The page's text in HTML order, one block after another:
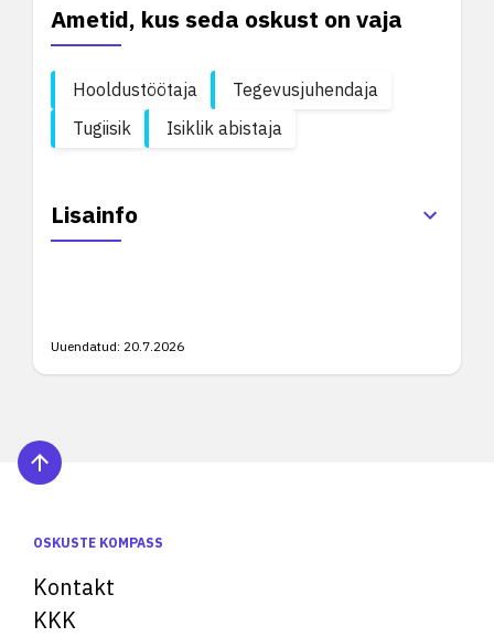
Ametid, kus seda oskust on vaja
Hooldustöötaja
Tegevusjuhendaja
Tugiisik
Isiklik abistaja
Lisainfo
Uuendatud: 20.7.2026
OSKUSTE KOMPASS
Kontakt
KKK